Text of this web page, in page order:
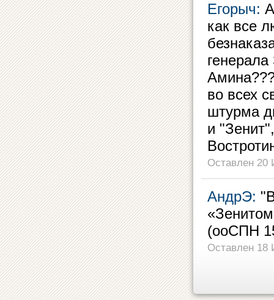
Егорыч:
как все
во всех
штурма
и
Оставлен 20
АндрЭ:
(ооСПН
Оставлен 18